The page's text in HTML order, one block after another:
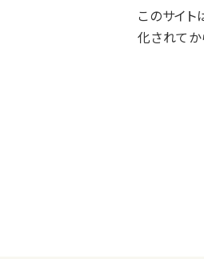
このサイ
化されてか